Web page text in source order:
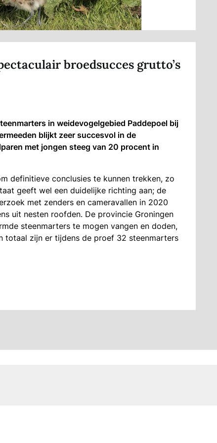
broedsucces grutto’s
in weidevogelgebied Paddepoel bij
blijkt zeer succesvol in de
met jongen steeg van 20 procent in
definitieve conclusies te kunnen trekken, zo
geeft wel een duidelijke richting aan; de
met zenders en cameravallen in 2020
uit nesten roofden. De provincie Groningen
steenmarters te mogen vangen en doden,
totaal zijn er tijdens de proef 32 steenmarters